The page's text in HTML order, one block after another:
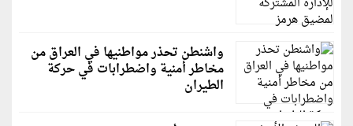
واشنطن تحذر مواطنيها في العراق من
مخاطر أمنية واضطرابات في حركة
الطيران